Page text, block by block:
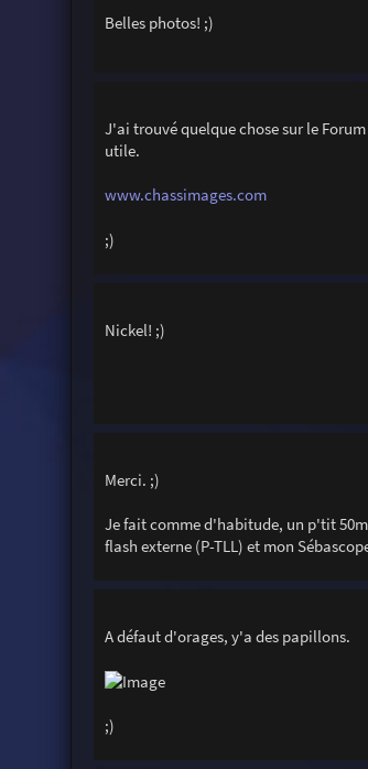
Belles photos! ;)
J'ai trouvé quelque chose sur le
utile.
www.chassimages.com
;)
Nickel! ;)
Merci. ;)
Je fait comme d'habitude, un p'tit
flash externe (P-TLL) et mon
A défaut d'orages, y'a des papillons.
;)